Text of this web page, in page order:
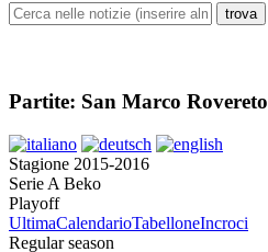
Partite: San Marco Rovereto
Stagione 2015-2016
Serie A Beko
Playoff
UltimaCalendarioTabelloneIncroci
Regular season